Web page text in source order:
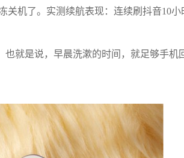
关机了。实测续航表现：连续刷抖音10小
也就是说，早晨洗漱的时间，就足够手机